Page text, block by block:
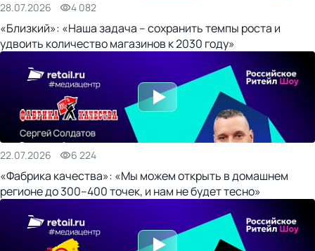
28.07.2026 4 082
«Близкий»: «Наша задача – сохранить темпы роста и
удвоить количество магазинов к 2030 году»
22.07.2026 6 224
«Фабрика качества»: «Мы можем открыть в домашнем
регионе до 300–400 точек, и нам не будет тесно»